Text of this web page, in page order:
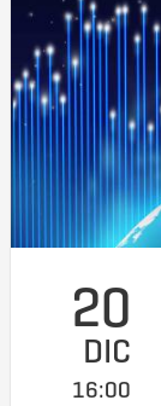
20
DIC
16:00